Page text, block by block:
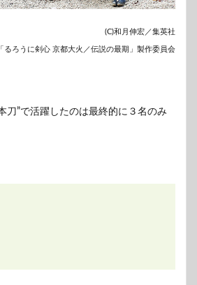
(C)和月伸宏／集英社
るろうに剣心 京都大火／伝説の最期」製作委員会
刀”で活躍したのは最終的に３名のみ